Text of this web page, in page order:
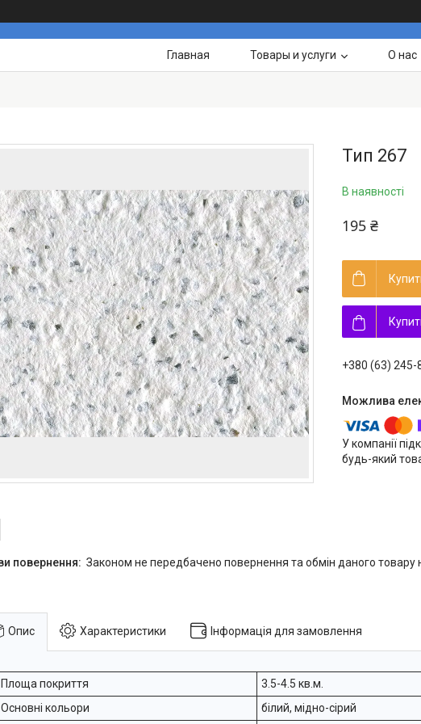
Главная Товары и услуги О нас
Тип 267
В наявності
195 ₴
+380 (63) 245-
У компанії
будь-який
Законом не передбачено повернення та обмін даного товару
Опис Характеристики Інформація для замовлення
Площа покриття
3.5-4.5 кв.м.
Основні кольори
білий, мідно-сірий